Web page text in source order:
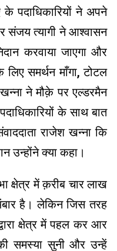
पदाधिकारियों ने अपने
संजय त्यागी ने आश्वासन
करवाया जाएगा और
लिए समर्थन माँगा, टोटल
ने मौक़े पर एल्डरमैन
के साथ बात
राजेश खन्ना कि
उन्होंने क्या कहा।
क्षेत्र में क़रीब चार लाख
है। लेकिन जिस तरह
क्षेत्र में पहल कर आर
समस्या सुनी और उन्हें